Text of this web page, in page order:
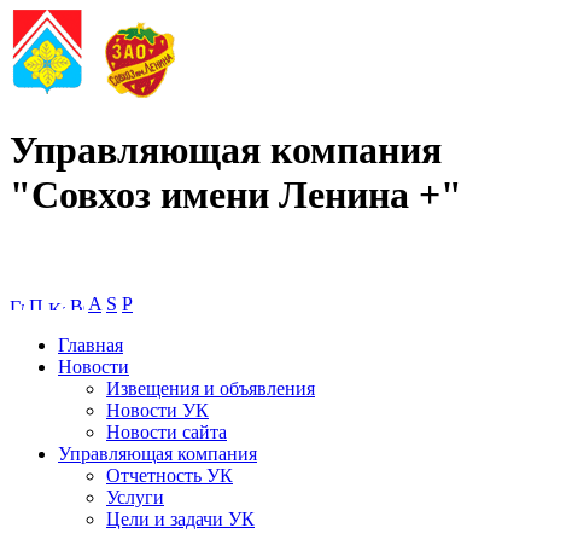
Управляющая компания
"Совхоз имени Ленина +"
A S P
Главная
Новости
Извещения и объявления
Новости УК
Новости сайта
Управляющая компания
Отчетность УК
Услуги
Цели и задачи УК